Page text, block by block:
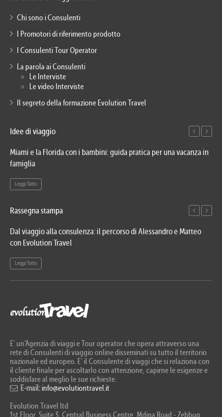
Chi sono i Consulenti
I Promotori di riferimento prodotto
I Consulenti Tour Operator
La parola ai Consulenti
Le Interviste
Le video Interviste
Il segreto della formazione Evolution Travel
Idee di viaggio
Miami e la Florida con i bambini: guida pratica per una vacanza in
famiglia
Leggi Tutto
Rassegna stampa
Dal viaggio alla consulenza: il percorso di Alessandro e Matteo
con Evolution Travel
Leggi Tutto
E' un’Agenzia di viaggi e Tour operator che opera attraverso una
rete di Consulenti di viaggio online disseminati su tutto il territorio
nazionale ed europeo. E’ il Consulente di viaggi che si relaziona con
il cliente finale per ascoltarlo con attenzione, capirne le esigenze e
soddisfare al meglio le sue richieste.
E-mail: info@evolutiontravel.it
Evolution Travel ltd
1st Floor, Suite 3, Central Business Centre, Mdina Road - Zebbug